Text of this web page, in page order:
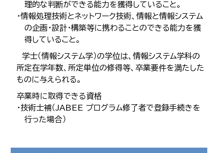
理的な判断ができる能力を獲得していること。
・情報処理技術とネットワーク技術、情報と情報システム
の企画・設計・構築等に携わることのできる能力を獲
得していること。
学士（情報システム学）の学位は、情報システム学科の
所定在学年数、所定単位の修得等、卒業要件を満たした
ものに与えられる。
卒業時に取得できる資格
・技術士補（JABEE プログラム修了者で登録手続きを
行った場合）